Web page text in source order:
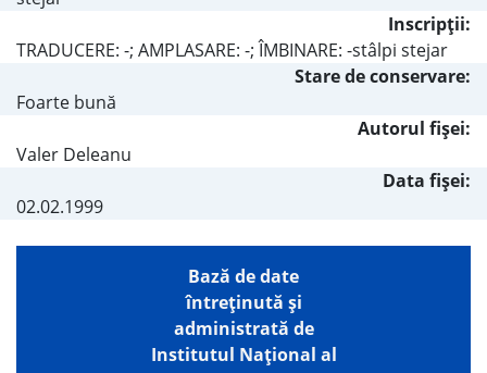
Inscripţii:
TRADUCERE: -; AMPLASARE: -; ÎMBINARE: -stâlpi stejar
Stare de conservare:
Foarte bună
Autorul fişei:
Valer Deleanu
Data fișei:
02.02.1999
Bază de date
întreţinută şi
administrată de
Institutul Național al